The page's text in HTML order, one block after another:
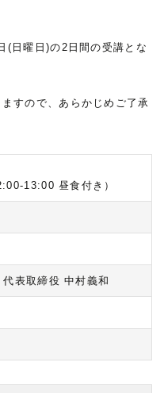
(日曜日)の2日間の受講とな
すので、あらかじめご了承
13:00 昼食付き）
代表取締役 中村義和